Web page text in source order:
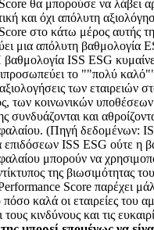
θα μπορούσε να λάβει
και όχι απόλυτη
στο κάτω μέρος αυτής
μια απόλυτη βαθμολογία
ISS ESG
το ""πολύ
των εταιρειών
των κοινωνικών υποθέσεων
συνδυάζονται και
(Πηγή δεδομένων:
επιδόσεων ISS ESG ούτε η
μπορούν να
της βιωσιμότητας
Score παρέχει
πόσο καλά οι εταιρείες του
τους κινδύνους και τις